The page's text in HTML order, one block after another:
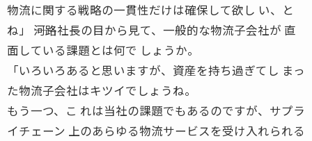
物流に関する戦略の一貫性だけは確保して欲し い、と
ね」 ――河路社長の目から見て、一般的な物流子会社が 直
面している課題とは何で しょうか。
「いろいろあると思いますが、資産を持ち過ぎてし まっ
た物流子会社はキツイでしょうね。
もう一つ、こ れは当社の課題でもあるのですが、サプラ
イチェーン 上のあらゆる物流サービスを受け入れられる